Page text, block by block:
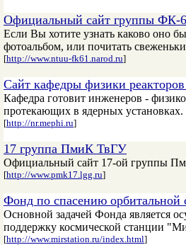
Официальный сайт группы ФК-
Если Вы хотите узнать каково оно
фотоальбом, или почитать
[http://www.ntuu-fk61.narod.ru]
Сайт кафедры физики
Кафедра готовит инженеров -
протекающих в ядерных установках.
[http://nr.mephi.ru]
17 группа ПмиК ТвГУ
Официальный сайт 17-ой группы
[http://www.pmk17.lgg.ru]
Фонд по спасению
Основной задачей Фонда является
поддержку космической станции
[http://www.mirstation.ru/index.html]